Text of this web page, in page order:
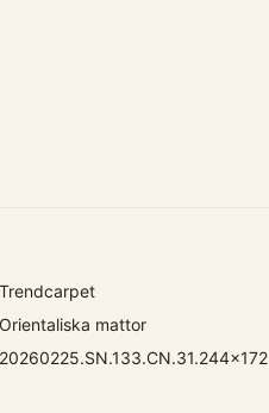
Trendcarpet
Orientaliska mattor
20260225.SN.133.CN.31.244x172